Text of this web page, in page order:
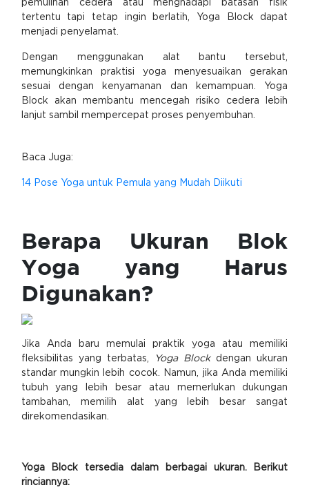
pemulihan cedera atau menghadapi batasan fisik
tertentu tapi tetap ingin berlatih, Yoga Block dapat
menjadi penyelamat.
Dengan menggunakan alat bantu tersebut,
memungkinkan praktisi yoga menyesuaikan gerakan
sesuai dengan kenyamanan dan kemampuan. Yoga
Block akan membantu mencegah risiko cedera lebih
lanjut sambil mempercepat proses penyembuhan.
Baca Juga:
14 Pose Yoga untuk Pemula yang Mudah Diikuti
Berapa Ukuran Blok
Yoga yang Harus
Digunakan?
Jika Anda baru memulai praktik yoga atau memiliki
fleksibilitas yang terbatas,
Yoga Blockdengan ukuran
standar mungkin lebih cocok. Namun, jika Anda memiliki
tubuh yang lebih besar atau memerlukan dukungan
tambahan, memilih alat yang lebih besar sangat
direkomendasikan.
Yoga Block tersedia dalam berbagai ukuran. Berikut
rinciannya: